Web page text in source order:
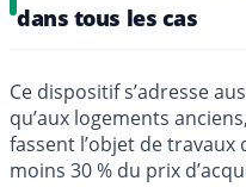
dans tous les cas
Ce dispositif s’adresse
qu’aux logements
fassent l’objet de
moins 30 % du prix